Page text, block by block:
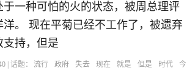
一种可怕的火的状态，被周总理评
。 现在平菊已经不工作了，被遗弃
支持，但是
| 话题： 流行 政府 失去 现在 就是 但是 时代
今